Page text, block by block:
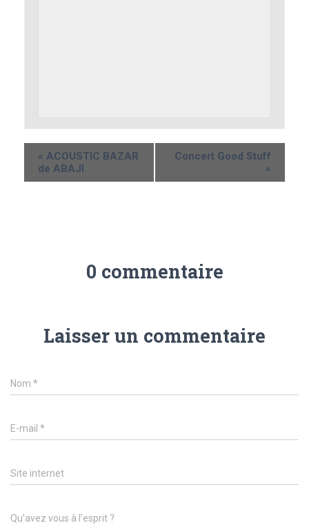
« ACOUSTIC BAZAR
de ABAJI
Concert Good Stuff
»
0 commentaire
Laisser un commentaire
Nom *
E-mail *
Site internet
Qu’avez vous à l’esprit ?